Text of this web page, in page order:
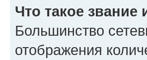
Что такое звание
Большинство
отображения